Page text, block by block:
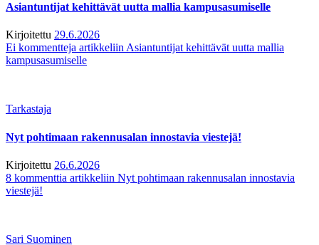
Asiantuntijat kehittävät uutta mallia kampusasumiselle
Kirjoitettu 29.6.2026
Ei kommentteja artikkeliin Asiantuntijat kehittävät uutta mallia
kampusasumiselle
Tarkastaja
Nyt pohtimaan rakennusalan innostavia viestejä!
Kirjoitettu 26.6.2026
8 kommenttia artikkeliin Nyt pohtimaan rakennusalan innostavia
viestejä!
Sari Suominen